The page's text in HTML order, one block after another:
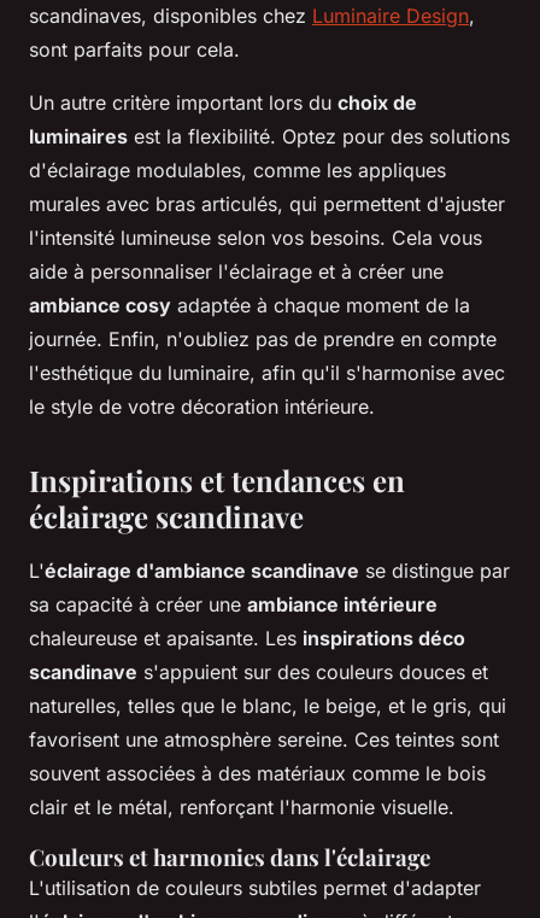
scandinaves, disponibles chez Luminaire Design,
sont parfaits pour cela.
Un autre critère important lors du choix de
luminaires est la flexibilité. Optez pour des solutions
d'éclairage modulables, comme les appliques
murales avec bras articulés, qui permettent d'ajuster
l'intensité lumineuse selon vos besoins. Cela vous
aide à personnaliser l'éclairage et à créer une
ambiance cosy adaptée à chaque moment de la
journée. Enfin, n'oubliez pas de prendre en compte
l'esthétique du luminaire, afin qu'il s'harmonise avec
le style de votre décoration intérieure.
Inspirations et tendances en
éclairage scandinave
L'éclairage d'ambiance scandinave se distingue par
sa capacité à créer une ambiance intérieure
chaleureuse et apaisante. Les inspirations déco
scandinave s'appuient sur des couleurs douces et
naturelles, telles que le blanc, le beige, et le gris, qui
favorisent une atmosphère sereine. Ces teintes sont
souvent associées à des matériaux comme le bois
clair et le métal, renforçant l'harmonie visuelle.
Couleurs et harmonies dans l'éclairage
L'utilisation de couleurs subtiles permet d'adapter